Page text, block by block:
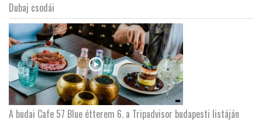
Dubaj csodái
A budai Cafe 57 Blue étterem 6. a Tripadvisor budapesti listáján